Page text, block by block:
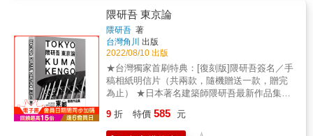
衰敗，城市復興大作戰 ●水深火熱的倫敦居民
&rarr;倫敦的住宅大多比日本、比利時、荷蘭還
小，房租卻佔去市民薪資的七到八成！ ●奇蹟
都市巴塞隆納&rarr;都市的密度與紐約差不多，
卻沒有摩天樓林立？與人口數同樣是550萬的亞
特蘭大相比，佔地僅二十五分之一，碳排放量
卻更集中易控？ ●加拿大都市報告&rarr;是郊區
化，還是未經仔細規劃的城市在無謂蔓生？一
個郊區家庭一天消耗政府三千五百美元，一個
它們所在的位置不同，負擔的任務不同，因而
不應該有相同的尺度。 ◇ 現在建築之所以令人
產生「需要裝飾」的主要原因，是因為我們習
慣於將所有的構造接頭美化，也就是隱藏各構
件的接合方式；如果未來有可能在蓋房子的同
時訓練我們自己的繪圖能力的話，應該從基礎
開始，由下而上，停下我們的筆，然後在澆灌
經由我們表達出建造的方法而產生，並且能夠
因此發展出新的構造方法。 ◇ 中世紀建築師用
家中，但董娘此後反而變得不愛回家了......
〈家的幸福，非關風格〉 一個設計案磨一年還
沒定案，還不是最令人心累的原因， 是業主在
看過第10 個方案後，選擇了第1個方案。〈你
美好的第一次，卻是我最痛的一次〉 經過建築
系長時間的訓練與磨難，每位建築師都說得一
口好設計， 不過業主時常是有聽沒有懂，可不
師，請說白話文〉 &
將停滯不前，這個世界也無法運轉
&hellip;&hellip; 工程師會提供方法來滿足人類
的各種需求，運用智慧製作工具， 再藉由這些
工具將世界塑造成適合人類生活的樣貌。 西元
一世紀，古希臘工程師希羅發明最早的蒸氣
機，在一千多年後用來發動工業革命；同一世
紀，中國的數學工程師張衡發明地動儀和指南
車，為人們預測地震與指引方向； 二十世紀，
日本建築工程師內藤多仲設計了六座鐵塔，榮
隈研吾 東京論
隈研吾 著
台灣角川 出版
2022/08/10 出版
★台灣獨家首刷特典：[復刻版]隈研吾簽名／手
稿相紙明信片（共兩款，隨機贈送一款，贈完
為止） ★日本著名建築師隈研吾最新作品集，
本、全彩照片＋隈研吾自我剖析創作背後的心
境，不僅看見作品，更能看見隱含其中的真實
9 折 特價 585 元